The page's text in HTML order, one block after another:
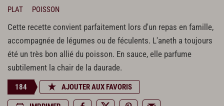
PLAT
POISSON
Cette recette convient parfaitement lors d'un repas en famille,
accompagnée de légumes ou de féculents. L'aneth a toujours
été un très bon allié du poisson. En sauce, elle parfume
subtilement la chair de la daurade.
184 AJOUTER AUX FAVORIS